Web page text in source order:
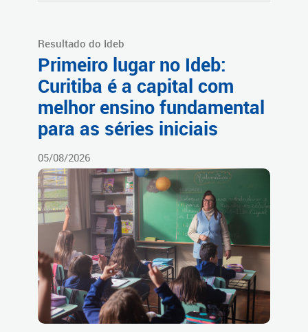
Resultado do Ideb
Primeiro lugar no Ideb:
Curitiba é a capital com
melhor ensino fundamental
para as séries iniciais
05/08/2026